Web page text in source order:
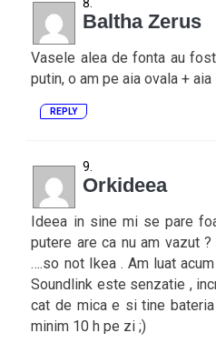
Baltha Zerus
Vasele alea de fonta au
putin, o am pe aia ovala + aia
REPLY
Orkideea
Ideea in sine mi se pare
putere are ca nu am vazut
….so not Ikea . Am luat
Soundlink este senzatie ,
cat de mica e si tine
minim 10 h pe zi ;)